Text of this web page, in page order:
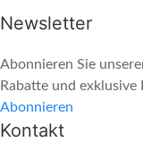
Newsletter
Abonnieren Sie
Rabatte und exklusive
Abonnieren
Kontakt